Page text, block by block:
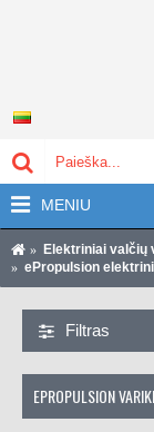
MENIU
Elektriniai valčių
ePropulsion
Filtras
EPROPULSION